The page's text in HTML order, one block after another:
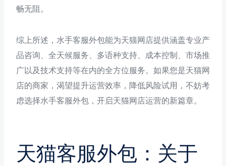
畅无阻。
综上所述，水手客服外包能为天猫网店提供涵盖专业产
品咨询、全天候服务、多语种支持、成本控制、市场推
广以及技术支持等在内的全方位服务。如果您是天猫网
店的商家，渴望提升运营效率，降低风险试用，不妨考
虑选择水手客服外包，开启天猫网店运营的新篇章。
天猫客服外包：关于